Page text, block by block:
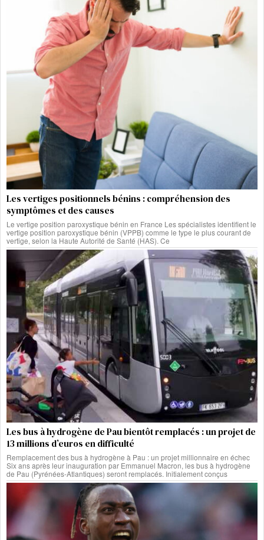
Les vertiges positionnels bénins : compréhension des
symptômes et des causes
Le vertige position paroxystique bénin en France Les spécialistes identifient le
vertige position paroxystique bénin (VPPB) comme le type le plus courant de
vertige, selon la Haute Autorité de Santé (HAS). Ce
Les bus à hydrogène de Pau bientôt remplacés : un projet de
13 millions d’euros en difficulté
Remplacement des bus à hydrogène à Pau : un projet millionnaire en échec
Six ans après leur inauguration par Emmanuel Macron, les bus à hydrogène
de Pau (Pyrénées-Atlantiques) seront remplacés. Initialement conçus